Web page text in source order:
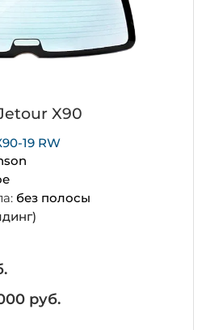
X90
19 RW
без полосы
руб.